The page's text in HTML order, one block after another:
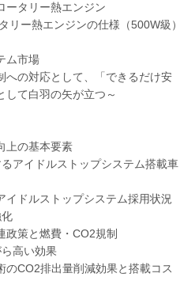
ータリー熱エンジン
リー熱エンジンの仕様（500W級）
ム市場
への対応として、「できるだけ安
して白羽の矢が立つ～
上の基本要素
アイドルストップシステム搭載車
イドルストップシステム採用状況
政策と燃費・CO2規制
高い効果
のCO2排出量削減効果と搭載コス